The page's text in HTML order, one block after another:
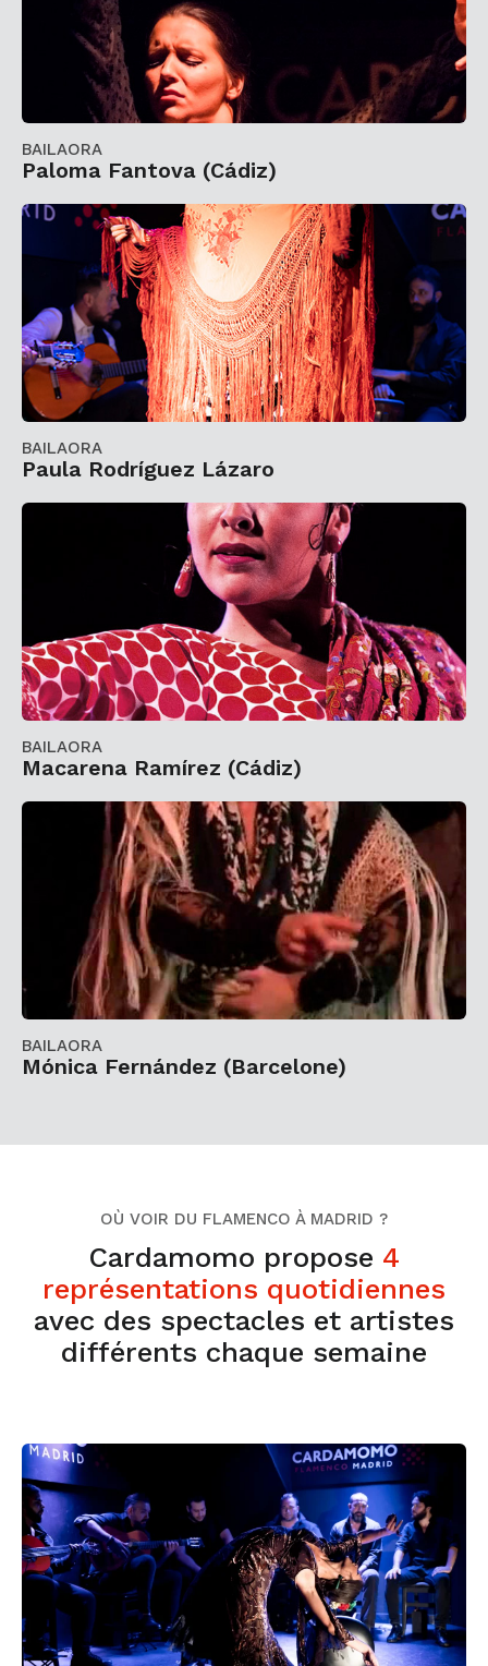
BAILAORA
Paloma Fantova (Cádiz)
BAILAORA
Paula Rodríguez Lázaro
BAILAORA
Macarena Ramírez (Cádiz)
BAILAORA
Mónica Fernández (Barcelone)
OÙ VOIR DU FLAMENCO À MADRID ?
Cardamomo propose 4
représentations quotidiennes
avec des spectacles et artistes
différents chaque semaine